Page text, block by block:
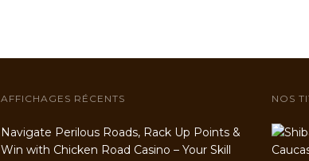
AFFICHAGES RÉCENTS
Navigate Perilous Roads, Rack Up Points &
Win with Chicken Road Casino – Your Skill
NOS